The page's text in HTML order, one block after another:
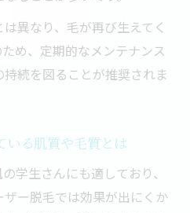
異なり、毛が再び生えてく
め、定期的なメンテナンス
続を図ることが推奨されま
いる肌質や毛質とは
学生さんにも適しており、
ー脱毛では効果が出にくか